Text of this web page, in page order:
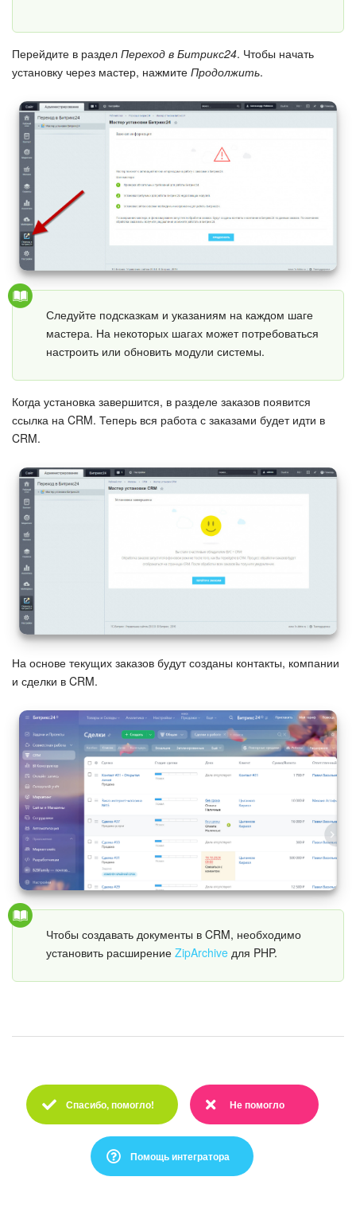
CRM
КЭДО
Маркетинг
Центр продаж
Аналитика
BI Конструктор
Интеграция 1С и Битрикс24
Бизнес-процессы
Контакт-центр
Виджет сотрудника
Телефония
Филиальная сеть
Приложение Битрикс24
Общие вопросы
Битрикс24 в коробке
Изменения в статьях (архив)
ПОЛУЧИТЬ БЕСПЛАТНО
Перейдите в раздел Переход в Битрикс24. Чтобы начать
установку через мастер, нажмите Продолжить.
Следуйте подсказкам и указаниям на каждом шаге
мастера. На некоторых шагах может потребоваться
настроить или обновить модули системы.
Когда установка завершится, в разделе заказов появится
ссылка на CRM. Теперь вся работа с заказами будет идти в
CRM.
На основе текущих заказов будут созданы контакты, компании
и сделки в CRM.
Чтобы создавать документы в CRM, необходимо
установить расширение ZipArchive для PHP.
Спасибо, помогло!
Спасибо :)
Не помогло
Очень жаль :(
Помощь интегратора